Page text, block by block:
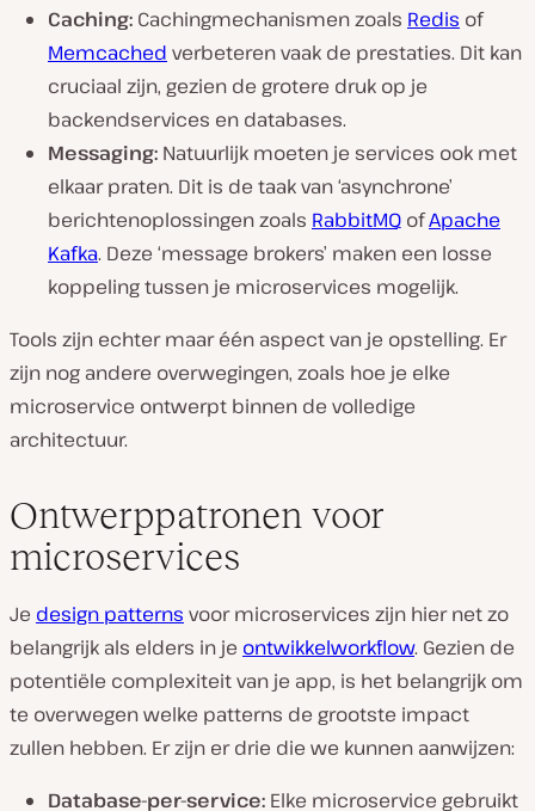
Caching: Cachingmechanismen zoals Redis of
Memcached verbeteren vaak de prestaties. Dit kan
cruciaal zijn, gezien de grotere druk op je
backendservices en databases.
Messaging: Natuurlijk moeten je services ook met
elkaar praten. Dit is de taak van ‘asynchrone’
berichtenoplossingen zoals RabbitMQ ofApache
Kafka. Deze ‘message brokers’ maken een losse
koppeling tussen je microservices mogelijk.
Tools zijn echter maar één aspect van je opstelling. Er
zijn nog andere overwegingen, zoals hoe je elke
microservice ontwerpt binnen de volledige
architectuur.
Ontwerppatronen voor
microservices
Je design patterns voor microservices zijn hier net zo
belangrijk als elders in je ontwikkelworkflow. Gezien de
potentiële complexiteit van je app, is het belangrijk om
te overwegen welke patterns de grootste impact
zullen hebben. Er zijn er drie die we kunnen aanwijzen:
Database-per-service: Elke microservice gebruikt